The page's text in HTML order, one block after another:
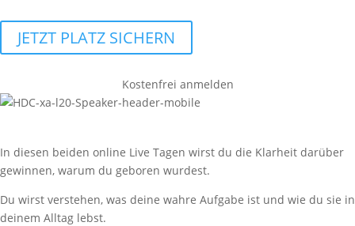
JETZT PLATZ SICHERN
Kostenfrei anmelden
In diesen beiden online Live Tagen wirst du die Klarheit darüber
gewinnen, warum du geboren wurdest.
Du wirst verstehen, was deine wahre Aufgabe ist und wie du sie in
deinem Alltag lebst.